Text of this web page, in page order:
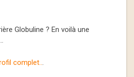
Globuline ? En voilà une
complet...